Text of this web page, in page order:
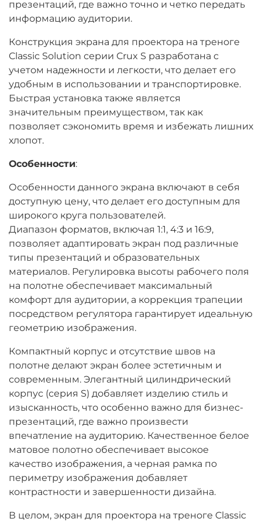
презентаций, где важно точно и четко передать
информацию аудитории.
Конструкция экрана для проектора на треноге
Classic Solution серии Crux S разработана с
учетом надежности и легкости, что делает его
удобным в использовании и транспортировке.
Быстрая установка также является
значительным преимуществом, так как
позволяет сэкономить время и избежать лишних
хлопот.
Особенности:
Особенности данного экрана включают в себя
доступную цену, что делает его доступным для
широкого круга пользователей.
Диапазон форматов, включая 1:1, 4:3 и 16:9,
позволяет адаптировать экран под различные
типы презентаций и образовательных
материалов. Регулировка высоты рабочего поля
на полотне обеспечивает максимальный
комфорт для аудитории, а коррекция трапеции
посредством регулятора гарантирует идеальную
геометрию изображения.
Компактный корпус и отсутствие швов на
полотне делают экран более эстетичным и
современным. Элегантный цилиндрический
корпус (серия S) добавляет изделию стиль и
изысканность, что особенно важно для бизнес-
презентаций, где важно произвести
впечатление на аудиторию. Качественное белое
матовое полотно обеспечивает высокое
качество изображения, а черная рамка по
периметру изображения добавляет
контрастности и завершенности дизайна.
В целом, экран для проектора на треноге Classic